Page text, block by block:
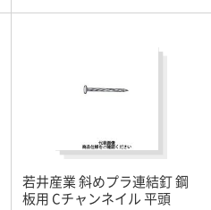
若井産業 斜めプラ連結釘 鋼
板用 Cチャンネイル 平頭